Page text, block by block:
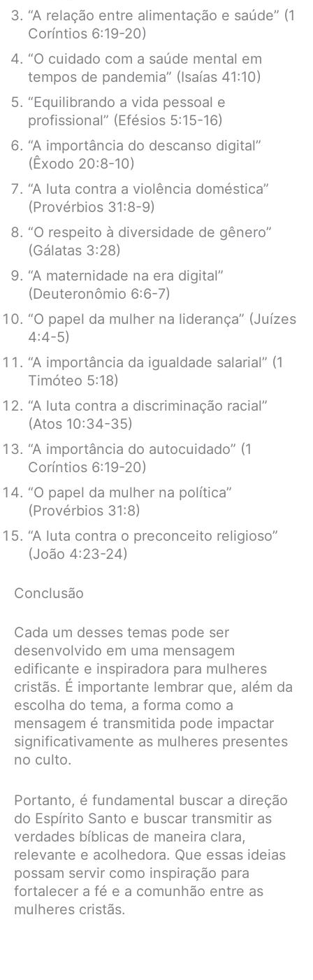
“A relação entre alimentação e saúde” (1
Coríntios 6:19-20)
“O cuidado com a saúde mental em
tempos de pandemia” (Isaías 41:10)
“Equilibrando a vida pessoal e
profissional” (Efésios 5:15-16)
“A importância do descanso digital”
(Êxodo 20:8-10)
“A luta contra a violência doméstica”
(Provérbios 31:8-9)
“O respeito à diversidade de gênero”
(Gálatas 3:28)
“A maternidade na era digital”
(Deuteronômio 6:6-7)
“O papel da mulher na liderança” (Juízes
4:4-5)
“A importância da igualdade salarial” (1
Timóteo 5:18)
“A luta contra a discriminação racial”
(Atos 10:34-35)
“A importância do autocuidado” (1
Coríntios 6:19-20)
“O papel da mulher na política”
(Provérbios 31:8)
“A luta contra o preconceito religioso”
(João 4:23-24)
Conclusão
Cada um desses temas pode ser
desenvolvido em uma mensagem
edificante e inspiradora para mulheres
cristãs. É importante lembrar que, além da
escolha do tema, a forma como a
mensagem é transmitida pode impactar
significativamente as mulheres presentes
no culto.
Portanto, é fundamental buscar a direção
do Espírito Santo e buscar transmitir as
verdades bíblicas de maneira clara,
relevante e acolhedora. Que essas ideias
possam servir como inspiração para
fortalecer a fé e a comunhão entre as
mulheres cristãs.